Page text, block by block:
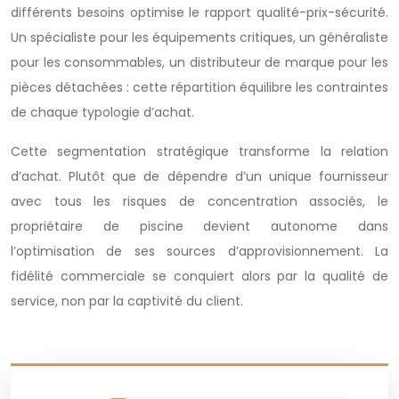
différents besoins optimise le rapport qualité-prix-sécurité.
Un spécialiste pour les équipements critiques, un généraliste
pour les consommables, un distributeur de marque pour les
pièces détachées : cette répartition équilibre les contraintes
de chaque typologie d’achat.
Cette segmentation stratégique transforme la relation
d’achat. Plutôt que de dépendre d’un unique fournisseur
avec tous les risques de concentration associés, le
propriétaire de piscine devient autonome dans
l’optimisation de ses sources d’approvisionnement. La
fidélité commerciale se conquiert alors par la qualité de
service, non par la captivité du client.